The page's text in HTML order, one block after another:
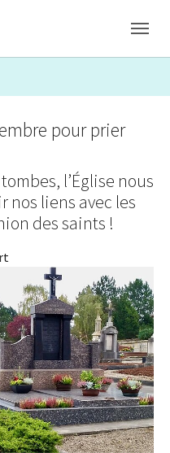
pour prier
l’Église nous
nos liens avec les
des saints !